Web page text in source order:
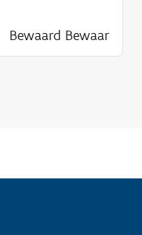
g
?
Bewaard Bewaar